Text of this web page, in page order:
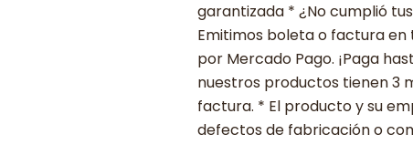
garantizada * ¿No cumplió
Emitimos boleta o factura
por Mercado Pago. ¡Paga
nuestros productos tienen 3
factura. * El producto y su
defectos de fabricación o